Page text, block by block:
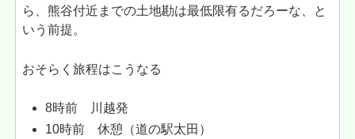
ら、熊谷付近までの土地勘は最低限有るだろーな、と
いう前提。
おそらく旅程はこうなる
8時前 川越発
10時前 休憩（道の駅太田）